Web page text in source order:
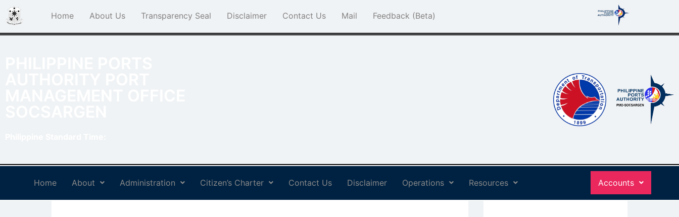
Home About Us Transparency Seal Disclaimer Contact Us Mail Feedback (Beta)
Home About Administration Citizen’s Charter Contact Us Disclaimer Operations Resources Accounts